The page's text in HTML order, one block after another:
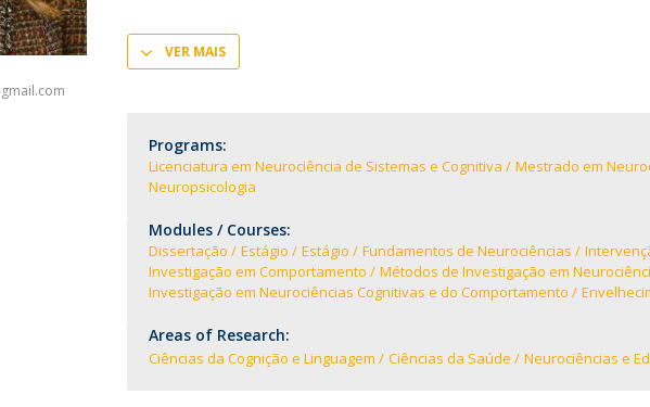
VER MAIS
Programs:
Licenciatura em Neurociência de Sistemas e Cognitiva Mestrado em
Neuropsicologia
Modules / Courses:
Dissertação Estágio Estágio Fundamentos de Neurociências
Investigação em Comportamento
Métodos de Investigação em
Investigação em Neurociências Cognitivas e do Comportamento
Areas of Research:
Ciências da Cognição e Linguagem Ciências da Saúde Neurociências e